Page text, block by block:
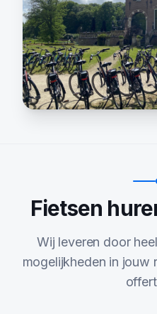
Fietsen
Wij leveren door
mogelijkheden in jouw